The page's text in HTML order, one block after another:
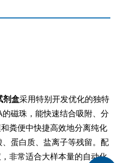
剂盒采用特别开发优化的独特
磁珠，能快速结合吸附、分
粪便中快捷高效地分离纯化
蛋白质、盐离子等残留。配
非常适合大样本量的自动化